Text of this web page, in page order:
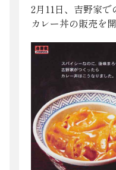
2月11日、吉野家
カレー丼の販売を